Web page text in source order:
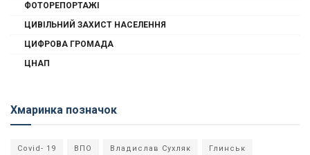
ФОТОРЕПОРТАЖІ
ЦИВІЛЬНИЙ ЗАХИСТ НАСЕЛЕННЯ
ЦИФРОВА ГРОМАДА
ЦНАП
Хмаринка позначок
Covid- 19 ВПО Владислав Сухляк Глинськ